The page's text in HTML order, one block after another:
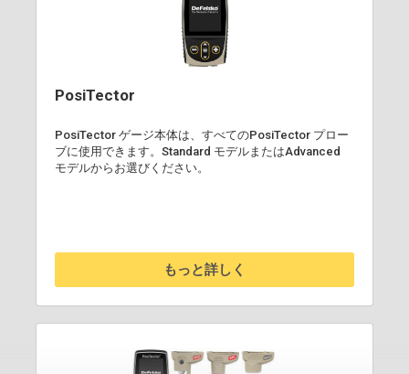
PosiTector
PosiTector ゲージ本体は、すべてのPosiTector プロー
ブに使用できます。Standard モデルまたはAdvanced
モデルからお選びください。
もっと詳しく